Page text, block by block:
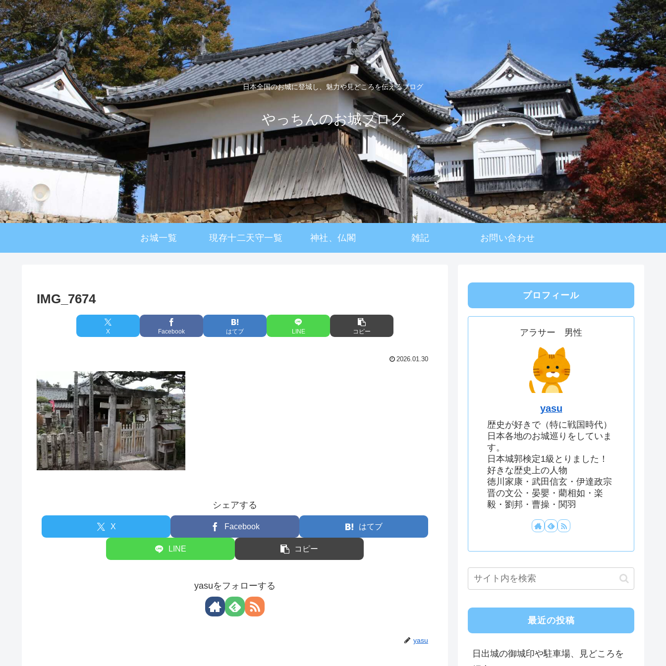
日本全国のお城に登城し、魅力や見どころを伝えるブログ
やっちんのお城ブログ
お城一覧 現存十二天守一覧 神社、仏閣 雑記 お問い合わせ
IMG_7674
X Facebook はてブ LINE コピー
2026.01.30
シェアする
X Facebook はてブ
LINE コピー
yasuをフォローする
yasu
プロフィール
アラサー 男性
yasu
歴史が好きで（特に戦国時代）
日本各地のお城巡りをしていま
す。
日本城郭検定1級とりました！
好きな歴史上の人物
徳川家康・武田信玄・伊達政宗
晋の文公・晏嬰・藺相如・楽
毅・劉邦・曹操・関羽
最近の投稿
日出城の御城印や駐車場、見どころを